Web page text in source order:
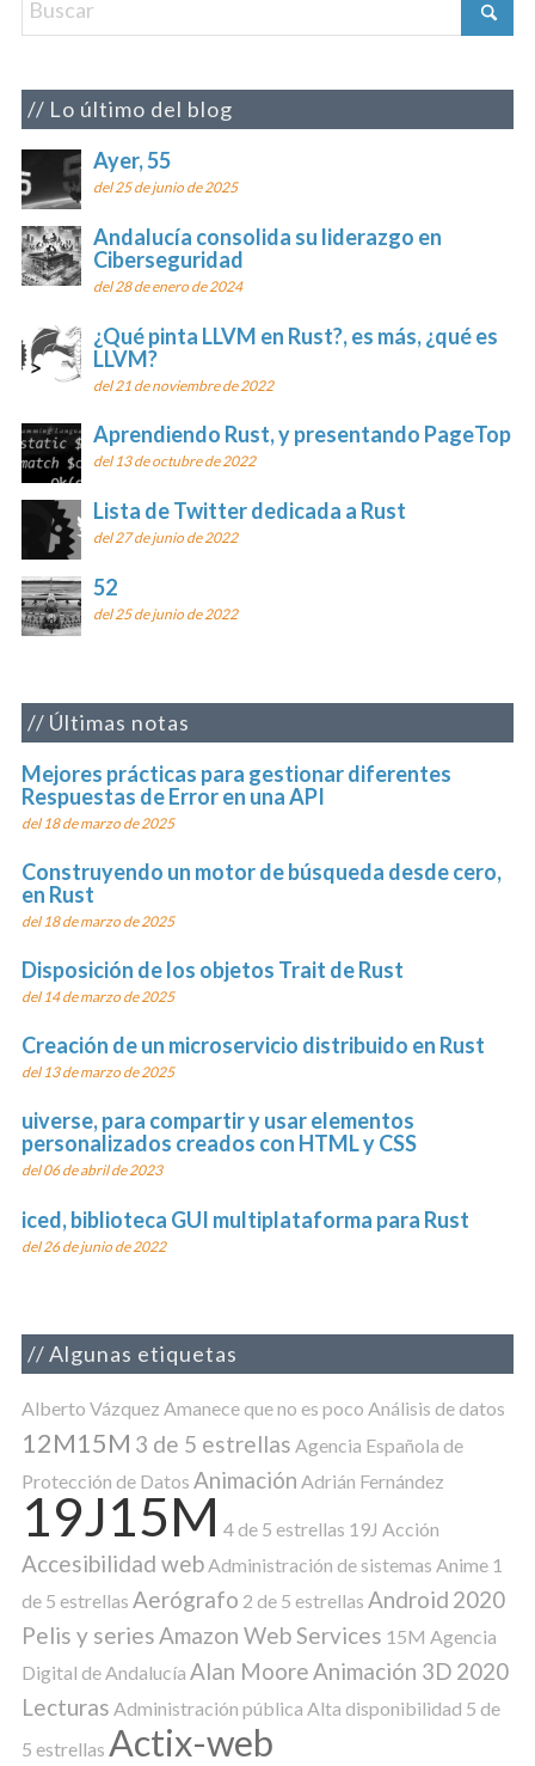
Lo último del blog
Ayer, 55
del 25 de junio de 2025
Andalucía consolida su liderazgo en
Ciberseguridad
del 28 de enero de 2024
¿Qué pinta LLVM en Rust?, es más, ¿qué es
LLVM?
del 21 de noviembre de 2022
Aprendiendo Rust, y presentando PageTop
del 13 de octubre de 2022
Lista de Twitter dedicada a Rust
del 27 de junio de 2022
52
del 25 de junio de 2022
Últimas notas
Mejores prácticas para gestionar diferentes
Respuestas de Error en una API
del 18 de marzo de 2025
Construyendo un motor de búsqueda desde cero,
en Rust
del 18 de marzo de 2025
Disposición de los objetos Trait de Rust
del 14 de marzo de 2025
Creación de un microservicio distribuido en Rust
del 13 de marzo de 2025
uiverse, para compartir y usar elementos
personalizados creados con HTML y CSS
del 06 de abril de 2023
iced, biblioteca GUI multiplataforma para Rust
del 26 de junio de 2022
Algunas etiquetas
Alberto Vázquez Amanece que no es poco Análisis de datos
12M15M 3 de 5 estrellas Agencia Española de
Protección de Datos Animación Adrián Fernández
19J15M 4 de 5 estrellas 19J Acción
Accesibilidad webAdministración de sistemas Anime 1
de 5 estrellas Aerógrafo 2 de 5 estrellas Android 2020
Pelis y seriesAmazon Web Services 15M Agencia
Digital de Andalucía Alan MooreAnimación 3D 2020
Lecturas Administración pública Alta disponibilidad 5 de
5 estrellas Actix-web